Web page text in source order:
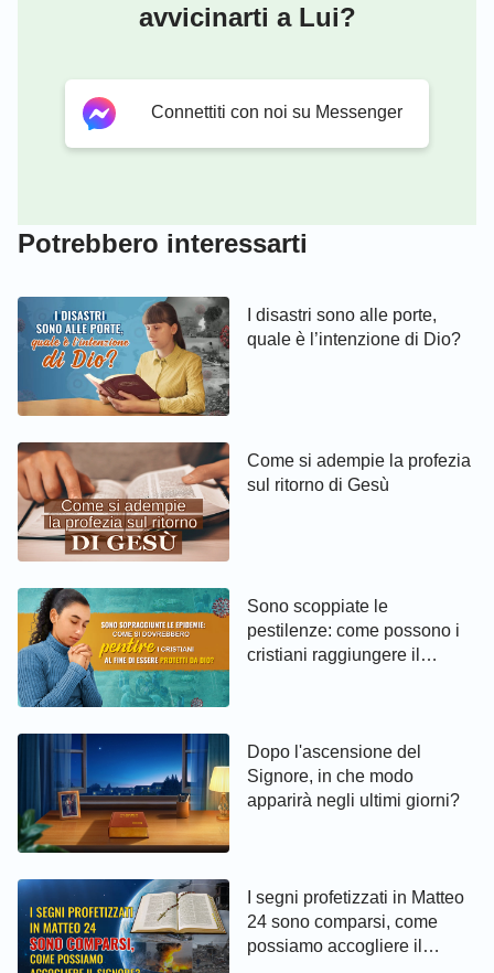
avvicinarti a Lui?
Connettiti con noi su Messenger
Potrebbero interessarti
I disastri sono alle porte,
quale è l’intenzione di Dio?
Come si adempie la profezia
sul ritorno di Gesù
Sono scoppiate le
pestilenze: come possono i
cristiani raggiungere il
Dopo l'ascensione del
Signore, in che modo
apparirà negli ultimi giorni?
I segni profetizzati in Matteo
24 sono comparsi, come
possiamo accogliere il